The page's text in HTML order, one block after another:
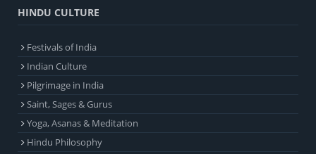
HINDU CULTURE
Festivals of India
Indian Culture
Pilgrimage in India
Saint, Sages & Gurus
Yoga, Asanas & Meditation
Hindu Philosophy